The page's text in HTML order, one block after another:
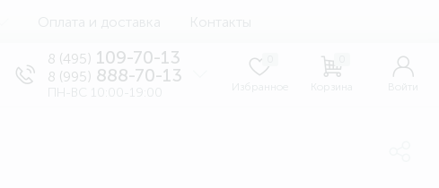
Оплата и доставка Контакты
8 (495) 109-70-13
8 (995) 888-70-13
ПН-ВС 10:00-19:00